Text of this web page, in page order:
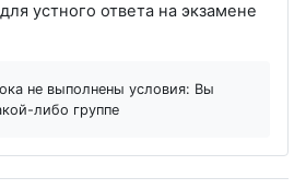
устного ответа на экзамене
не выполнены условия: Вы
либо группе